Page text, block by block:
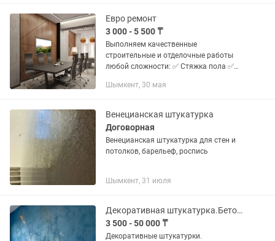
Евро ремонт
3 000 - 5 500 ₸
Выполняем качественные
строительные и отделочные работы
любой сложности: ✅ Стяжка пола ✅
керамогранита ✅ Укладка ламината,
Выравнивание...
Шымкент, 30 мая
Венецианская штукатурка
Договорная
Венецианская штукатурка для стен и
потолков, барельеф, роспись
Шымкент, 31 июля
Декоративная штукатурка.Бетон.Шелк.Песок.Зара.Травертин.
3 500 - 50 000 ₸
Декоративные штукатурки.